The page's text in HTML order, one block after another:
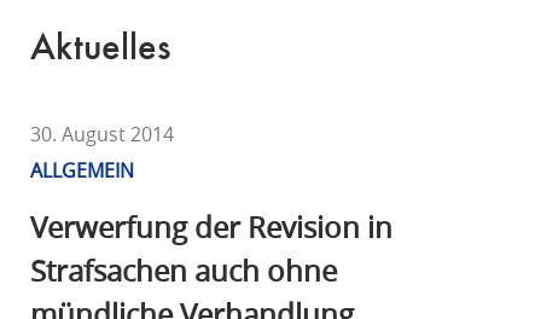
Aktuelles
30. August 2014
ALLGEMEIN
Verwerfung der Revision in
Strafsachen auch ohne